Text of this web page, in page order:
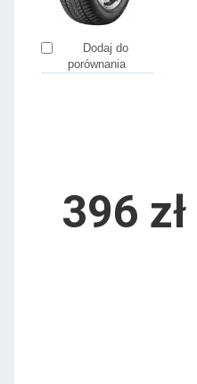
Dodaj do
porównania
396 zł